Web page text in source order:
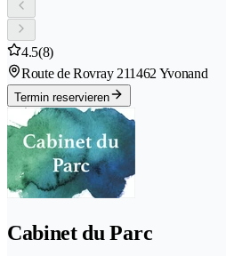
4.5(8)
Route de Rovray 211462 Yvonand
Termin reservieren
Cabinet du Parc